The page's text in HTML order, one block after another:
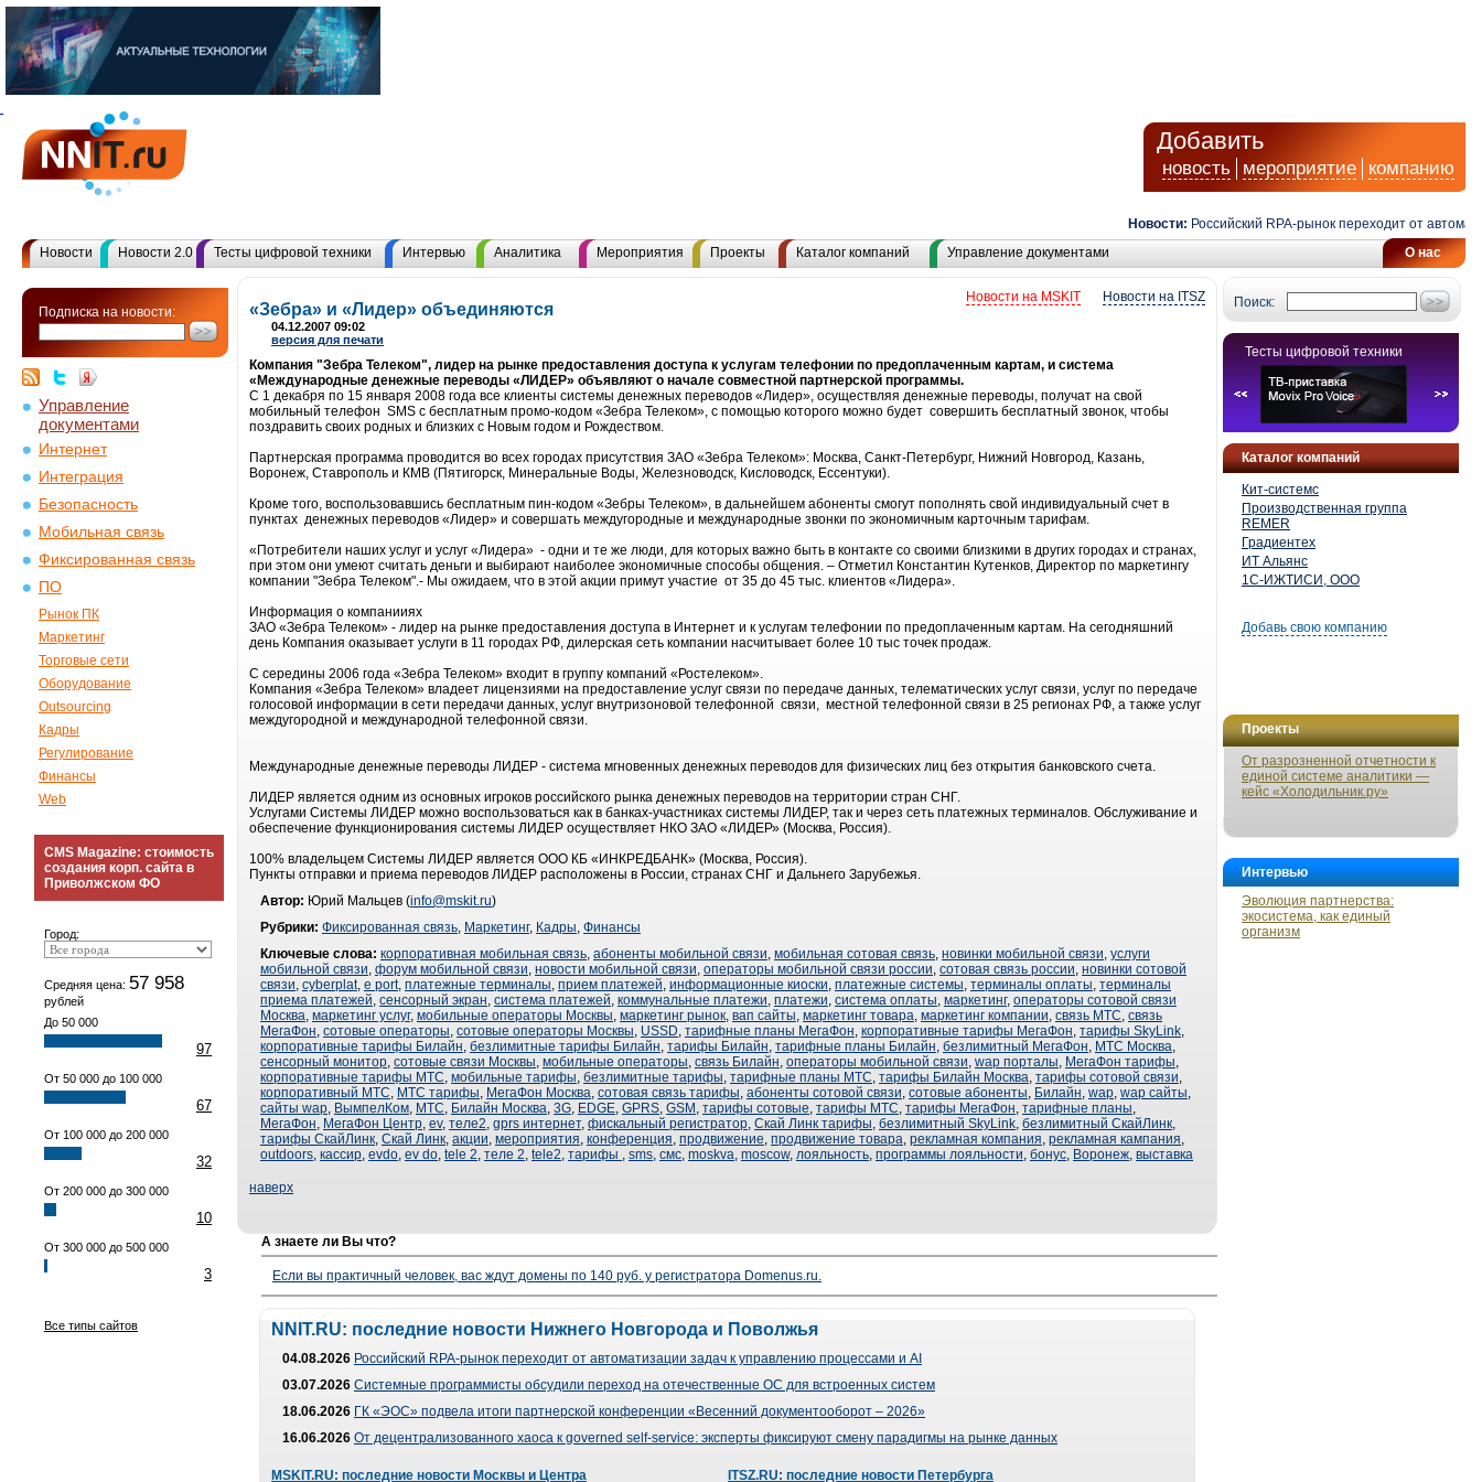
Добавить
новость мероприятие компанию
Новости: Российский RPA-рынок переходит от
О нас
Новости Новости 2.0 Тесты цифровой техники Интервью Аналитика Мероприятия Проекты Каталог компаний Управление документами
Подписка на новости:
Управление
документами
Интернет
Интеграция
Безопасность
Мобильная связь
Фиксированная связь
ПО
Рынок ПК
Маркетинг
Торговые сети
Оборудование
Outsourcing
Кадры
Регулирование
Финансы
Web
CMS Magazine: стоимость
создания корп. сайта в
Приволжском ФО
Город:
Средняя цена: 57 958
рублей
До 50 000
97
От 50 000 до 100 000
67
От 100 000 до 200 000
32
От 200 000 до 300 000
10
От 300 000 до 500 000
3
Все типы сайтов
Поиск:
Тесты цифровой техники
Каталог компаний
Кит-системс
Производственная группа
REMER
Градиентех
ИТ Альянс
1С-ИЖТИСИ, ООО
Добавь свою компанию
Проекты
От разрозненной отчетности к
единой системе аналитики —
кейс «Холодильник.ру»
Интервью
Эволюция партнерства:
экосистема, как единый
организм
Новости на ITSZ
Новости на MSKIT
«Зебра» и «Лидер» объединяются
04.12.2007 09:02
версия для печати
Компания "Зебра Телеком", лидер на рынке предоставления доступа к услугам телефонии по предоплаченным картам, и система
«Международные денежные переводы «ЛИДЕР» объявляют о начале совместной партнерской программы.
С 1 декабря по 15 января 2008 года все клиенты системы денежных переводов «Лидер», осуществляя денежные переводы, получат на свой
мобильный телефон SMS с бесплатным промо-кодом «Зебра Телеком», с помощью которого можно будет совершить бесплатный звонок, чтобы
поздравить своих родных и близких с Новым годом и Рождеством.
Партнерская программа проводится во всех городах присутствия ЗАО «Зебра Телеком»: Москва, Санкт-Петербург, Нижний Новгород, Казань,
Воронеж, Ставрополь и КМВ (Пятигорск, Минеральные Воды, Железноводск, Кисловодск, Ессентуки).
Кроме того, воспользовавшись бесплатным пин-кодом «Зебры Телеком», в дальнейшем абоненты смогут пополнять свой индивидуальный счет в
пунктах денежных переводов «Лидер» и совершать междугородные и международные звонки по экономичным карточным тарифам.
«Потребители наших услуг и услуг «Лидера» - одни и те же люди, для которых важно быть в контакте со своими близкими в других городах и странах,
при этом они умеют считать деньги и выбирают наиболее экономичные способы общения. – Отметил Константин Кутенков, Директор по маркетингу
компании "Зебра Телеком".- Мы ожидаем, что в этой акции примут участие от 35 до 45 тыс. клиентов «Лидера».
Информация о компанииях
ЗАО «Зебра Телеком» - лидер на рынке предоставления доступа в Интернет и к услугам телефонии по предоплаченным картам. На сегодняшний
день Компания оказывает услуги в 11 городах РФ, дилерская сеть компании насчитывает более 10 тыс точек продаж.
С середины 2006 года «Зебра Телеком» входит в группу компаний «Ростелеком».
Компания «Зебра Телеком» владеет лицензиями на предоставление услуг связи по передаче данных, телематических услуг связи, услуг по передаче
голосовой информации в сети передачи данных, услуг внутризоновой телефонной связи, местной телефонной связи в 25 регионах РФ, а также услуг
междугородной и международной телефонной связи.
Международные денежные переводы ЛИДЕР - система мгновенных денежных переводов для физических лиц без открытия банковского счета.
ЛИДЕР является одним из основных игроков российского рынка денежных переводов на территории стран СНГ.
Услугами Системы ЛИДЕР можно воспользоваться как в банках-участниках системы ЛИДЕР, так и через сеть платежных терминалов. Обслуживание и
обеспечение функционирования системы ЛИДЕР осуществляет НКО ЗАО «ЛИДЕР» (Москва, Россия).
100% владельцем Системы ЛИДЕР является ООО КБ «ИНКРЕДБАНК» (Москва, Россия).
Пункты отправки и приема переводов ЛИДЕР расположены в России, странах СНГ и Дальнего Зарубежья.
Автор: Юрий Мальцев (info@mskit.ru)
Рубрики: Фиксированная связь, Маркетинг, Кадры, Финансы
Ключевые слова: корпоративная мобильная связь, абоненты мобильной связи, мобильная сотовая связь, новинки мобильной связи, услуги
мобильной связи, форум мобильной связи, новости мобильной связи, операторы мобильной связи россии, сотовая связь россии, новинки сотовой
связи, cyberplat, e port, платежные терминалы, прием платежей, информационные киоски, платежные системы, терминалы оплаты, терминалы
приема платежей, сенсорный экран, система платежей, коммунальные платежи, платежи, система оплаты, маркетинг, операторы сотовой связи
Москва, маркетинг услуг, мобильные операторы Москвы, маркетинг рынок, вап сайты, маркетинг товара, маркетинг компании, связь МТС, связь
МегаФон, сотовые операторы, сотовые операторы Москвы, USSD, тарифные планы МегаФон, корпоративные тарифы МегаФон, тарифы SkyLink,
корпоративные тарифы Билайн, безлимитные тарифы Билайн, тарифы Билайн, тарифные планы Билайн, безлимитный МегаФон, МТС Москва,
сенсорный монитор, сотовые связи Москвы, мобильные операторы, связь Билайн, операторы мобильной связи, wap порталы, МегаФон тарифы,
корпоративные тарифы МТС, мобильные тарифы, безлимитные тарифы, тарифные планы МТС, тарифы Билайн Москва, тарифы сотовой связи,
корпоративный МТС, МТС тарифы, МегаФон Москва, сотовая связь тарифы, абоненты сотовой связи, сотовые абоненты, Билайн, wap, wap сайты,
сайты wap, ВымпелКом, МТС, Билайн Москва, 3G, EDGE, GPRS, GSM , тарифы сотовые, тарифы МТС, тарифы МегаФон, тарифные планы,
МегаФон, МегаФон Центр, ev, теле2, gprs интернет, фискальный регистратор, Скай Линк тарифы, безлимитный SkyLink, безлимитный СкайЛинк,
тарифы СкайЛинк, Скай Линк, акции, мероприятия, конференция, продвижение, продвижение товара, рекламная компания, рекламная кампания,
outdoors, кассир, evdo, ev do, tele 2, теле 2, tele2, тарифы , sms, смс, moskva, moscow, лояльность, программы лояльности, бонус, Воронеж, выставка
наверх
А знаете ли Вы что?
Если вы практичный человек, вас ждут домены по 140 руб. у регистратора Domenus.ru.
NNIT.RU: последние новости Нижнего Новгорода и Поволжья
04.08.2026 Российский RPA-рынок переходит от автоматизации задач к управлению процессами и AI
03.07.2026 Системные программисты обсудили переход на отечественные ОС для встроенных систем
18.06.2026 ГК «ЭОС» подвела итоги партнерской конференции «Весенний документооборот – 2026»
16.06.2026 От децентрализованного хаоса к governed self-service: эксперты фиксируют смену парадигмы на рынке данных
MSKIT.RU: последние новости Москвы и Центра ITSZ.RU: последние новости Петербурга